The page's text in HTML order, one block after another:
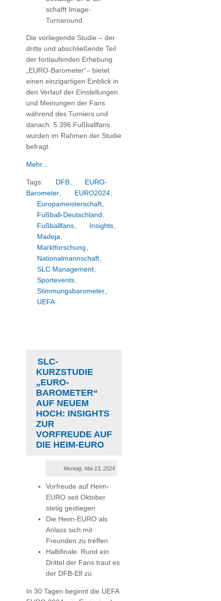
schafft Image-
Turnaround
Die vorliegende Studie – der
dritte und abschließende Teil
der fortlaufenden Erhebung
„EURO-Barometer“– bietet
einen einzigartigen Einblick in
den Verlauf der Einstellungen
und Meinungen der Fans
während des Turniers und
danach. 5.396 Fußballfans
wurden im Rahmen der Studie
befragt.
Mehr...
Tags: DFB
EURO-
Barometer
EURO2024
Europameisterschaft
Fußball-Deutschland
Fußballfans
Insights
Madeja
Marktforschung
Nationalmannschaft
SLC Management
Sportevents
Stimmungsbarometer
UEFA
SLC-
KURZSTUDIE
„EURO-
BAROMETER“
AUF NEUEM
HOCH: INSIGHTS
ZUR
VORFREUDE AUF
DIE HEIM-EURO
Montag, Mai 13, 2024
Vorfreude auf Heim-
EURO seit Oktober
stetig gestiegen
Die Heim-EURO als
Anlass sich mit
Freunden zu treffen
Halbfinale: Rund ein
Drittel der Fans traut es
der DFB-Elf zu
In 30 Tagen beginnt die UEFA